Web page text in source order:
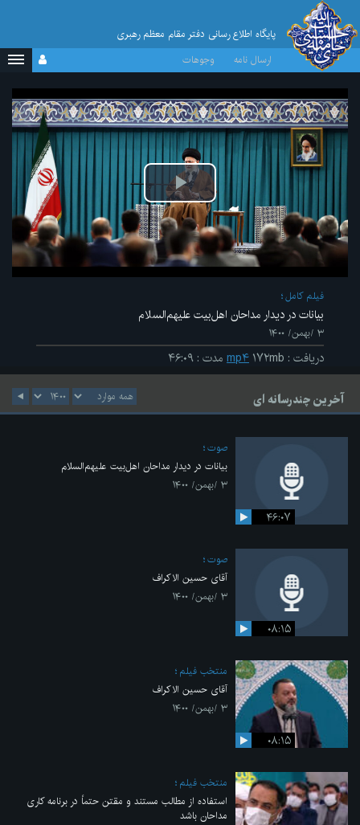
پایگاه اطلاع رسانی دفتر مقام معظم رهبری
ارسال نامه
وجوهات
پخش
ویدیو
فیلم کامل
بیانات در دیدار مداحان اهل‌بیت علیهم‌السلام
۳ /بهمن/ ۱۴۰۰
دریافت : mp۴ ۱۷۲mb مدت : ۴۶:۰۹
آخرین چندرسانه ای
۴۶:۰۷
صوت
بیانات در دیدار مداحان اهل‌بیت علیهم‌السلام
۳ /بهمن/ ۱۴۰۰
۰۸:۱۵
صوت
آقای حسین الاکراف
۳ /بهمن/ ۱۴۰۰
۰۸:۱۵
منتخب فیلم
آقای حسین الاکراف
۳ /بهمن/ ۱۴۰۰
منتخب فیلم
استفاده از مطالب مستند و مقتن حتماً در برنامه کاری
مداحان باشد